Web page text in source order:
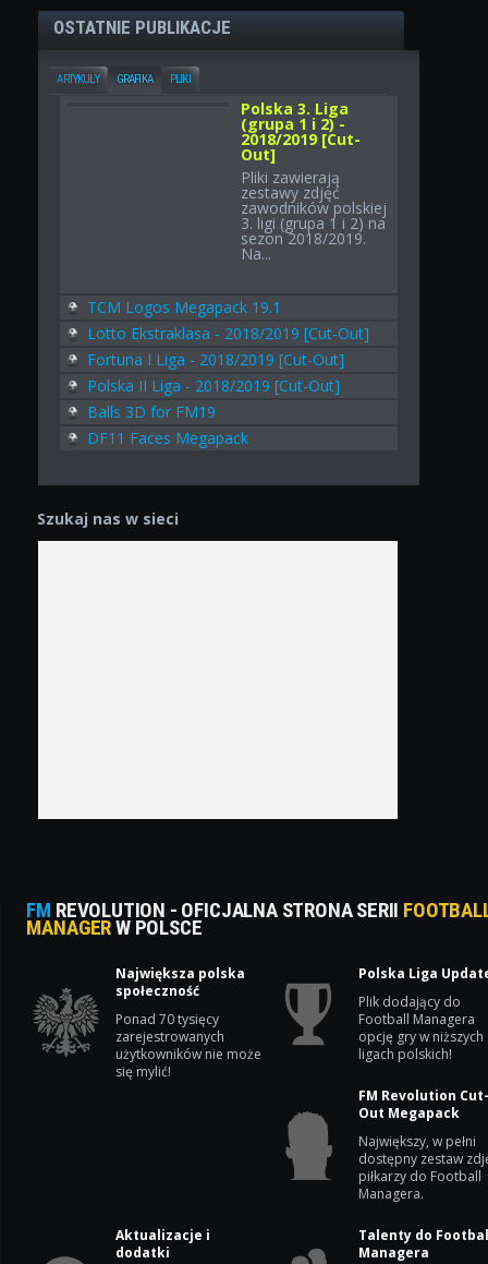
OSTATNIE PUBLIKACJE
ARTYKUŁY GRAFIKA PLIKI
Polska 3. Liga
(grupa 1 i 2) -
2018/2019 [Cut-
Out]
Pliki zawierają
zestawy zdjęć
zawodników polskiej
3. ligi (grupa 1 i 2) na
sezon 2018/2019.
Na...
TCM Logos Megapack 19.1
Lotto Ekstraklasa - 2018/2019 [Cut-Out]
Fortuna I Liga - 2018/2019 [Cut-Out]
Polska II Liga - 2018/2019 [Cut-Out]
Balls 3D for FM19
DF11 Faces Megapack
Szukaj nas w sieci
FM REVOLUTION - OFICJALNA STRONA SERII
MANAGERW POLSCE
Największa polska
społeczność
Ponad 70 tysięcy
zarejestrowanych
użytkowników nie może
się mylić!
Polska Liga
Plik dodający do
Football Managera
opcję gry w niższych
ligach polskich!
FM Revolution
Out Megapack
Największy, w pełni
dostępny zestaw
piłkarzy do Football
Managera.
Aktualizacje i
dodatki
Talenty do
Managera